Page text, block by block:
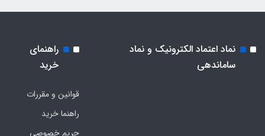
نماد اعتماد الکترونیک و نماد
ساماندهی
راهنمای
خرید
قوانین و مقررات
راهنما خرید
حریم خصوصی